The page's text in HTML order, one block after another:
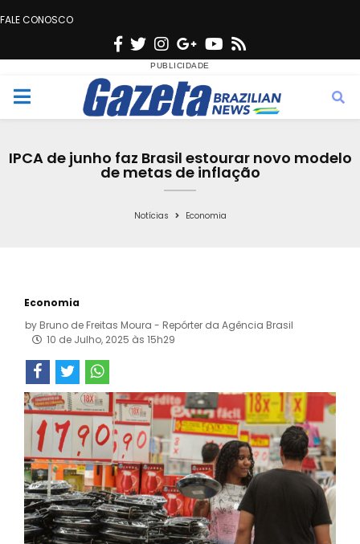
FALE CONOSCO
F
c
e
o
T
w
i
t
e
n
s
t
g
r
a
G
o
o
g
e
Y
u
t
b
s
M
IPCA de junho faz Brasil estourar novo modelo
de metas de inflação
Notícias Economia
Economia
by Bruno de Freitas Moura - Repórter da Agência Brasil
10 de Julho, 2025 às 15h29